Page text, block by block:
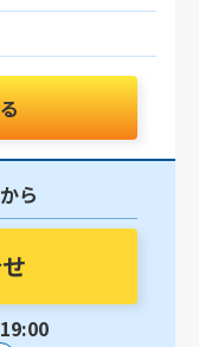
ら